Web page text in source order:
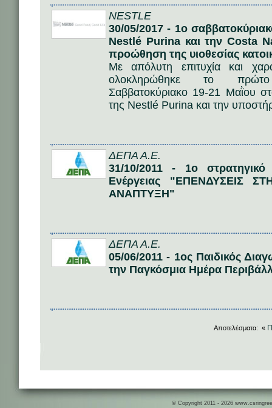
NESTLE
30/05/2017 - 1ο
Nestlé Purina και την Costa
προώθηση της υιοθεσίας
Με απόλυτη επιτυχία και
ολοκληρώθηκε το
Σαββατοκύριακο 19-21 Μαῒου
της Nestlé Purina και την
ΔΕΠΑ Α.Ε.
31/10/2011 - 1ο
Ενέργειας "ΕΠΕΝΔΥΣΕΙΣ
ΑΝΑΠΤΥΞΗ"
ΔΕΠΑ Α.Ε.
05/06/2011 - 1ος Παιδικός
την Παγκόσμια Ημέρα
Αποτελέσματα: «
© Copyright 2011 - 2026